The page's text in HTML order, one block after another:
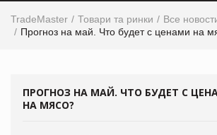
TradeMaster Товари та ринки
Все
Прогноз на май. Что будет с ценами на
ПРОГНОЗ НА МАЙ. ЧТО БУДЕТ С
НА МЯСО?